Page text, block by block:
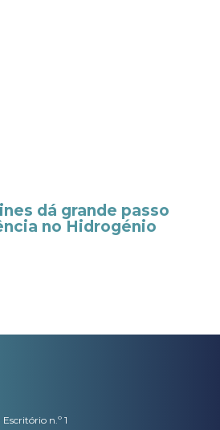
dá grande passo
no Hidrogénio
n.º 1